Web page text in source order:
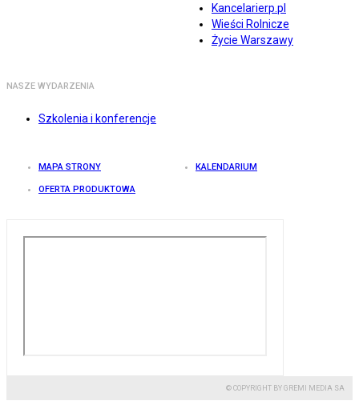
Kancelarierp.pl
Wieści Rolnicze
Życie Warszawy
NASZE WYDARZENIA
Szkolenia i konferencje
MAPA STRONY KALENDARIUM
OFERTA PRODUKTOWA
© COPYRIGHT BY GREMI MEDIA SA